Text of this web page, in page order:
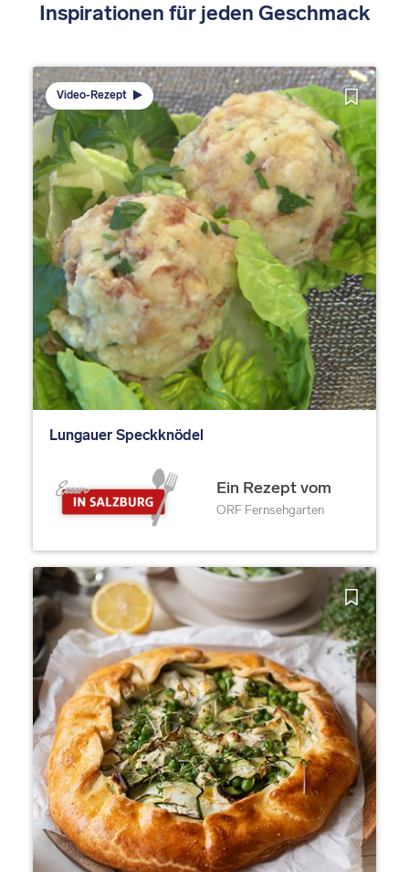
Inspirationen für jeden Geschmack
Video-Rezept
Lungauer Speckknödel
Ein Rezept vom
ORF Fernsehgarten